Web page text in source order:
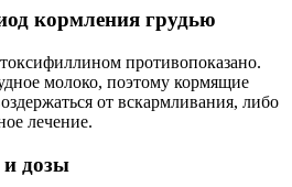
кормления грудью
противопоказано.
молоко, поэтому кормящие
от вскармливания, либо
лечение.
и дозы